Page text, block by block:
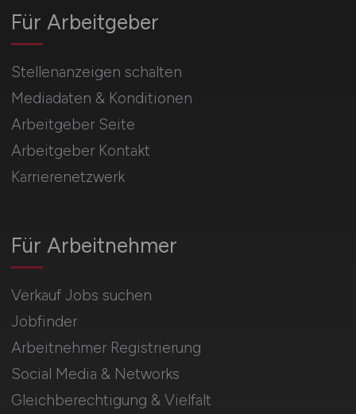
Für Arbeitnehmer
Verkauf Jobs suchen
Jobfinder
Arbeitnehmer Registrierung
Social Media & Networks
Gleichberechtigung & Vielfalt
Für Arbeitgeber
Stellenanzeigen schalten
Mediadaten & Konditionen
Arbeitgeber Seite
Arbeitgeber Kontakt
Karrierenetzwerk